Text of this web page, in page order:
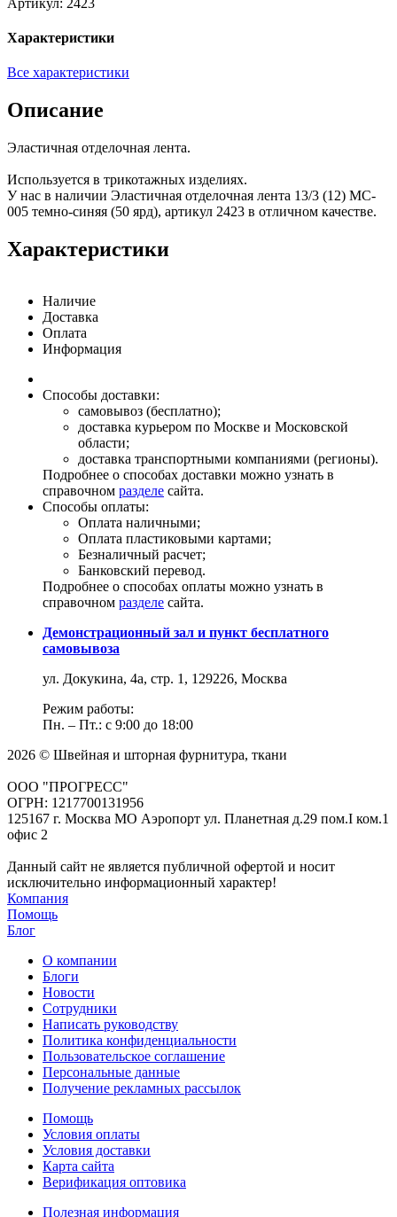
Характеристики
Все характеристики
Описание
Эластичная отделочная лента.
Используется в трикотажных изделиях.
У нас в наличии Эластичная отделочная лента 13/3 (12) MC-
005 темно-синяя (50 ярд), артикул 2423 в отличном качестве.
Характеристики
Наличие
Доставка
Оплата
Информация
Способы доставки:
самовывоз (бесплатно);
доставка курьером по Москве и Московской
области;
доставка транспортными компаниями (регионы).
Подробнее о способах доставки можно узнать в
справочном разделе сайта.
Способы оплаты:
Оплата наличными;
Оплата пластиковыми картами;
Безналичный расчет;
Банковский перевод.
Подробнее о способах оплаты можно узнать в
справочном разделе сайта.
Демонстрационный зал и пункт бесплатного
самовывоза
ул. Докукина, 4а, стр. 1, 129226, Москва
Режим работы:
Пн. – Пт.: с 9:00 до 18:00
2026 © Швейная и шторная фурнитура, ткани
ООО "ПРОГРЕСС"
ОГРН: 1217700131956
125167 г. Москва МО Аэропорт ул. Планетная д.29 пом.I ком.1
офис 2
Данный сайт не является публичной офертой и носит
исключительно информационный характер!
Компания
Помощь
Блог
О компании
Блоги
Новости
Сотрудники
Написать руководству
Политика конфиденциальности
Пользовательское соглашение
Персональные данные
Получение рекламных рассылок
Помощь
Условия оплаты
Условия доставки
Карта сайта
Верификация оптовика
Полезная информация